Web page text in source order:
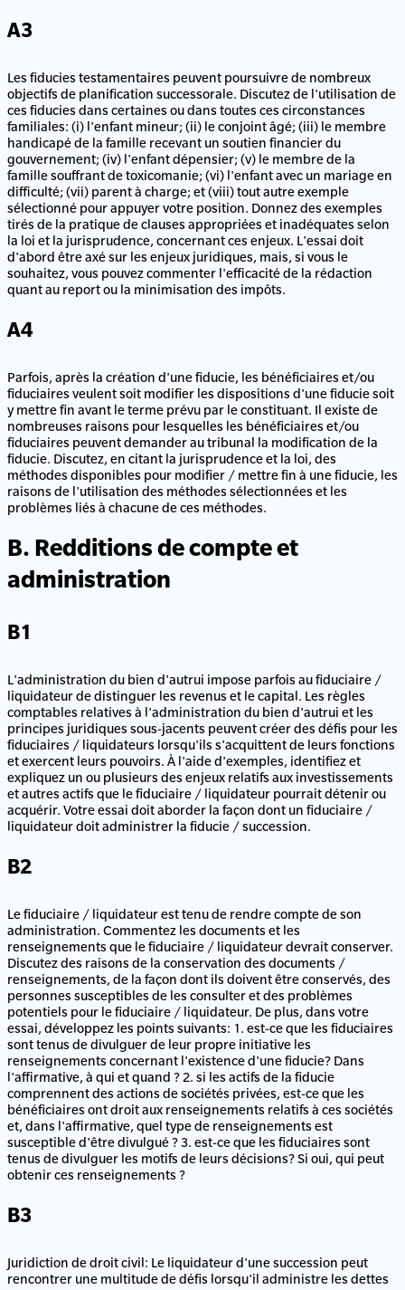
A3
Les fiducies testamentaires peuvent poursuivre de nombreux
objectifs de planification successorale. Discutez de l'utilisation de
ces fiducies dans certaines ou dans toutes ces circonstances
familiales: (i) l'enfant mineur; (ii) le conjoint âgé; (iii) le membre
handicapé de la famille recevant un soutien financier du
gouvernement; (iv) l'enfant dépensier; (v) le membre de la
famille souffrant de toxicomanie; (vi) l'enfant avec un mariage en
difficulté; (vii) parent à charge; et (viii) tout autre exemple
sélectionné pour appuyer votre position. Donnez des exemples
tirés de la pratique de clauses appropriées et inadéquates selon
la loi et la jurisprudence, concernant ces enjeux. L'essai doit
d'abord être axé sur les enjeux juridiques, mais, si vous le
souhaitez, vous pouvez commenter l'efficacité de la rédaction
quant au report ou la minimisation des impôts.
A4
Parfois, après la création d'une fiducie, les bénéficiaires et/ou
fiduciaires veulent soit modifier les dispositions d'une fiducie soit
y mettre fin avant le terme prévu par le constituant. Il existe de
nombreuses raisons pour lesquelles les bénéficiaires et/ou
fiduciaires peuvent demander au tribunal la modification de la
fiducie. Discutez, en citant la jurisprudence et la loi, des
méthodes disponibles pour modifier / mettre fin à une fiducie, les
raisons de l'utilisation des méthodes sélectionnées et les
problèmes liés à chacune de ces méthodes.
B. Redditions de compte et
administration
B1
L'administration du bien d'autrui impose parfois au fiduciaire /
liquidateur de distinguer les revenus et le capital. Les règles
comptables relatives à l'administration du bien d'autrui et les
principes juridiques sous-jacents peuvent créer des défis pour les
fiduciaires / liquidateurs lorsqu'ils s'acquittent de leurs fonctions
et exercent leurs pouvoirs. À l'aide d'exemples, identifiez et
expliquez un ou plusieurs des enjeux relatifs aux investissements
et autres actifs que le fiduciaire / liquidateur pourrait détenir ou
acquérir. Votre essai doit aborder la façon dont un fiduciaire /
liquidateur doit administrer la fiducie / succession.
B2
Le fiduciaire / liquidateur est tenu de rendre compte de son
administration. Commentez les documents et les
renseignements que le fiduciaire / liquidateur devrait conserver.
Discutez des raisons de la conservation des documents /
renseignements, de la façon dont ils doivent être conservés, des
personnes susceptibles de les consulter et des problèmes
potentiels pour le fiduciaire / liquidateur. De plus, dans votre
essai, développez les points suivants: 1. est-ce que les fiduciaires
sont tenus de divulguer de leur propre initiative les
renseignements concernant l'existence d'une fiducie? Dans
l'affirmative, à qui et quand ? 2. si les actifs de la fiducie
comprennent des actions de sociétés privées, est-ce que les
bénéficiaires ont droit aux renseignements relatifs à ces sociétés
et, dans l'affirmative, quel type de renseignements est
susceptible d'être divulgué ? 3. est-ce que les fiduciaires sont
tenus de divulguer les motifs de leurs décisions? Si oui, qui peut
obtenir ces renseignements ?
B3
Juridiction de droit civil: Le liquidateur d'une succession peut
rencontrer une multitude de défis lorsqu'il administre les dettes